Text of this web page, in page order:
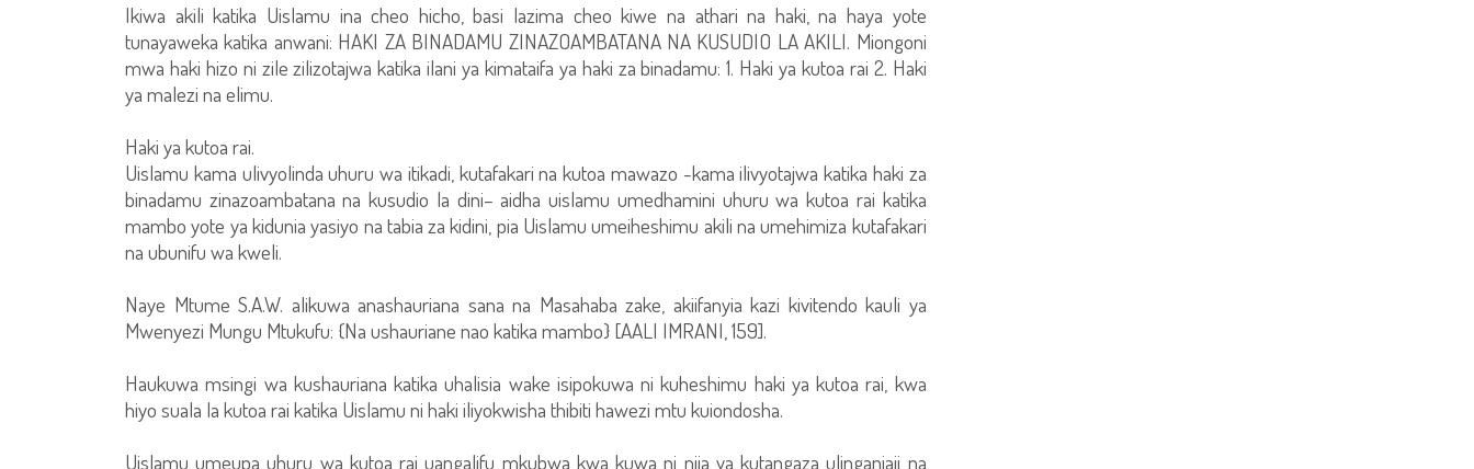
Ikiwa akili katika Uislamu ina cheo hicho, basi lazima cheo kiwe na athari na haki, na haya yote
tunayaweka katika anwani: HAKI ZA BINADAMU ZINAZOAMBATANA NA KUSUDIO LA AKILI. Miongoni
mwa haki hizo ni zile zilizotajwa katika ilani ya kimataifa ya haki za binadamu: 1. Haki ya kutoa rai 2. Haki
ya malezi na elimu.
Haki ya kutoa rai.
Uislamu kama ulivyolinda uhuru wa itikadi, kutafakari na kutoa mawazo -kama ilivyotajwa katika haki za
binadamu zinazoambatana na kusudio la dini– aidha uislamu umedhamini uhuru wa kutoa rai katika
mambo yote ya kidunia yasiyo na tabia za kidini, pia Uislamu umeiheshimu akili na umehimiza kutafakari
na ubunifu wa kweli.
Naye Mtume S.A.W. alikuwa anashauriana sana na Masahaba zake, akiifanyia kazi kivitendo kauli ya
Mwenyezi Mungu Mtukufu: {Na ushauriane nao katika mambo} [AALI IMRANI, 159].
Haukuwa msingi wa kushauriana katika uhalisia wake isipokuwa ni kuheshimu haki ya kutoa rai, kwa
hiyo suala la kutoa rai katika Uislamu ni haki iliyokwisha thibiti hawezi mtu kuiondosha.
Uislamu umeupa uhuru wa kutoa rai uangalifu mkubwa kwa kuwa ni njia ya kutangaza ulinganiaji na